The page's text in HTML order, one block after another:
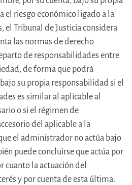
el riesgo económico ligado a la
el Tribunal de Justicia considera
las normas de derecho
de responsabilidades entre
de forma que podrá
su propia responsabilidad si el
es similar al aplicable al
o si el régimen de
del aplicable a la
el administrador no actúa bajo
puede concluirse que actúa por
cuanto la actuación del
y por cuenta de esta última.